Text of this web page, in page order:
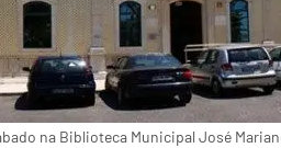
na Biblioteca Municipal José